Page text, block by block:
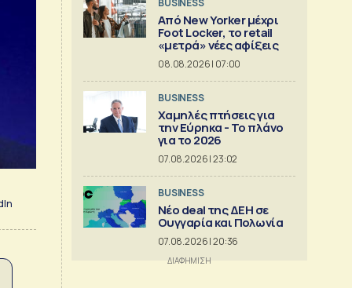
BUSINESS
Από New Yorker μέχρι
Foot Locker, το retail
«μετρά» νέες αφίξεις
08.08.2026 | 07:00
BUSINESS
Χαμηλές πτήσεις για
την Εύρηκα - Το πλάνο
για το 2026
07.08.2026 | 23:02
BUSINESS
Νέο deal της ΔΕΗ σε
Ουγγαρία και Πολωνία
07.08.2026 | 20:36